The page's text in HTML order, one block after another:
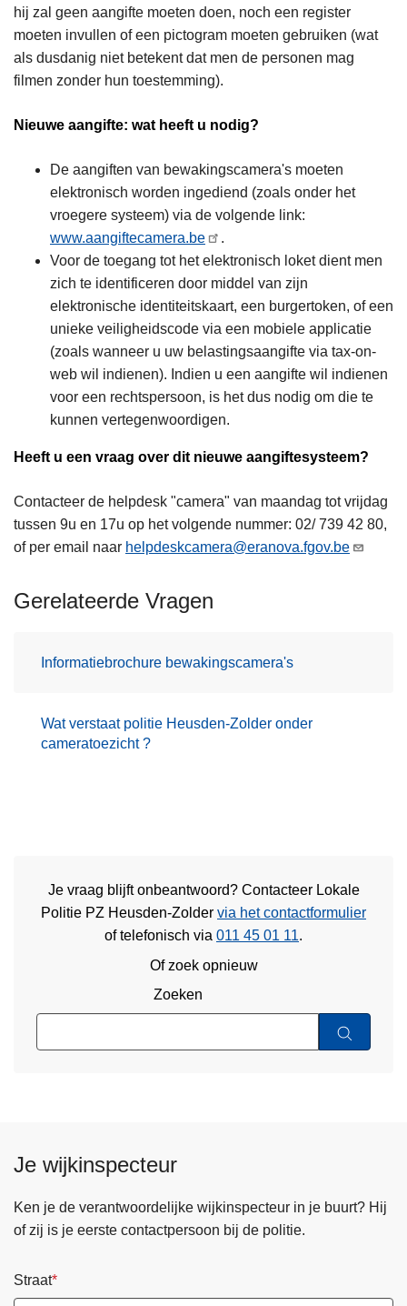
hij zal geen aangifte moeten doen, noch een register
moeten invullen of een pictogram moeten gebruiken (wat
als dusdanig niet betekent dat men de personen mag
filmen zonder hun toestemming).
Nieuwe aangifte: wat heeft u nodig?
De aangiften van bewakingscamera's moeten
elektronisch worden ingediend (zoals onder het
vroegere systeem) via de volgende link:
www.aangiftecamera.be
.
Voor de toegang tot het elektronisch loket dient men
zich te identificeren door middel van zijn
elektronische identiteitskaart, een burgertoken, of een
unieke veiligheidscode via een mobiele applicatie
(zoals wanneer u uw belastingsaangifte via tax-on-
web wil indienen). Indien u een aangifte wil indienen
voor een rechtspersoon, is het dus nodig om die te
kunnen vertegenwoordigen.
Heeft u een vraag over dit nieuwe aangiftesysteem?
Contacteer de helpdesk "camera" van maandag tot vrijdag
tussen 9u en 17u op het volgende nummer: 02/ 739 42 80,
of per email naar helpdeskcamera@eranova.fgov.be
Gerelateerde Vragen
Informatiebrochure bewakingscamera's
Wat verstaat politie Heusden-Zolder onder
cameratoezicht ?
Je vraag blijft onbeantwoord? Contacteer Lokale
Politie PZ Heusden-Zolder via het contactformulier
oftelefonisch via 011 45 01 11.
Of zoek opnieuw
Zoeken
Je wijkinspecteur
Ken je de verantwoordelijke wijkinspecteur in je buurt? Hij
of zij is je eerste contactpersoon bij de politie.
Straat